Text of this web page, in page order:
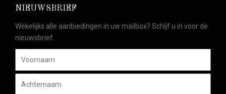
NIEUWSBRIEF
Wekelijks alle aanbiedingen in uw mailbox? Schijf u in voor de
nieuwsbrief.